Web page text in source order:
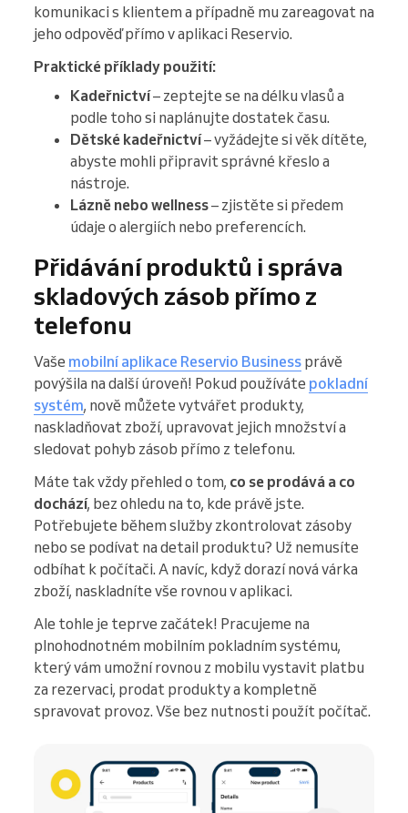
komunikaci s klientem a případně mu zareagovat na
jeho odpověď přímo v aplikaci Reservio.
Praktické příklady použití:
Kadeřnictví– zeptejte se na délku vlasů a
podle toho si naplánujte dostatek času.
Dětské kadeřnictví– vyžádejte si věk dítěte,
abyste mohli připravit správné křeslo a
nástroje.
Lázně nebo wellness– zjistěte si předem
údaje o alergiích nebo preferencích.
Přidávání produktů i správa
skladových zásob přímo z
telefonu
Vaše mobilní aplikace Reservio Business právě
povýšila na další úroveň! Pokud používáte pokladní
systém, nově můžete vytvářet produkty,
naskladňovat zboží, upravovat jejich množství a
sledovat pohyb zásob přímo z telefonu.
Máte tak vždy přehled o tom, co se prodává a co
dochází, bez ohledu na to, kde právě jste.
Potřebujete během služby zkontrolovat zásoby
nebo se podívat na detail produktu? Už nemusíte
odbíhat k počítači. A navíc, když dorazí nová várka
zboží, naskladníte vše rovnou v aplikaci.
Ale tohle je teprve začátek! Pracujeme na
plnohodnotném mobilním pokladním systému,
který vám umožní rovnou z mobilu vystavit platbu
za rezervaci, prodat produkty a kompletně
spravovat provoz. Vše bez nutnosti použít počítač.